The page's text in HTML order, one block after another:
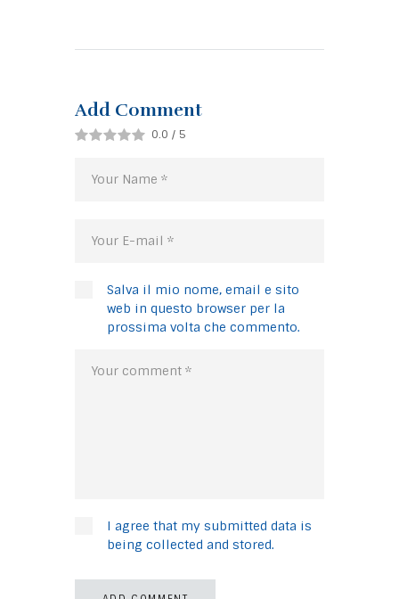
Add Comment
0.0 / 5
Salva il mio nome, email e sito
web in questo browser per la
prossima volta che commento.
I agree that my submitted data is
being collected and stored.